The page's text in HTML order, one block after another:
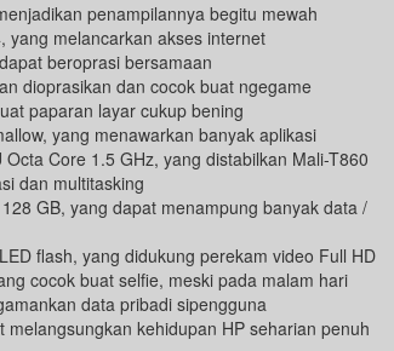
penampilannya begitu mewah
yang melancarkan akses internet
beroprasi bersamaan
dioprasikan dan cocok buat ngegame
paparan layar cukup bening
yang menawarkan banyak aplikasi
Core 1.5 GHz, yang distabilkan Mali-T860
dan multitasking
GB, yang dapat menampung banyak data /
flash, yang didukung perekam video Full HD
cocok buat selfie, meski pada malam hari
data pribadi sipengguna
kehidupan HP seharian penuh